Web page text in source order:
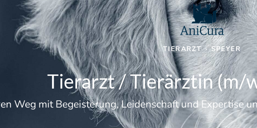
TIERARZT · SPEYER
Tierarzt / Tierärztin (m/
Weg mit Begeisterung, Leidenschaft und Expertise